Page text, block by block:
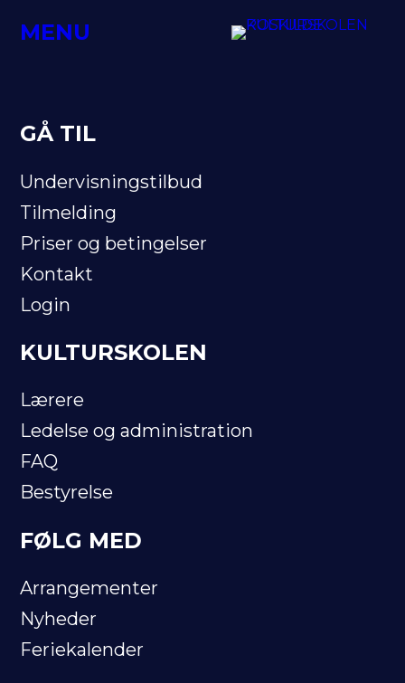
MENU
GÅ TIL
Undervisningstilbud
Tilmelding
Priser og betingelser
Kontakt
Login
KULTURSKOLEN
Lærere
Ledelse og administration
FAQ
Bestyrelse
FØLG MED
Arrangementer
Nyheder
Feriekalender